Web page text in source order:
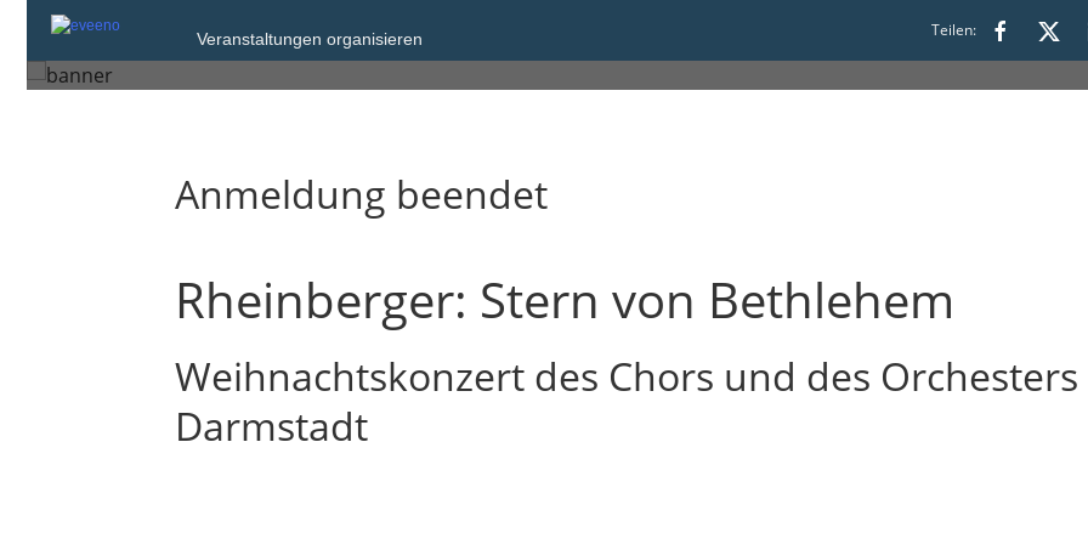
Veranstaltungen organisieren Teilen:
Darmstadt
Anmeldung beendet
Rheinberger: Stern von Bethlehem
Weihnachtskonzert des Chors und des Orchesters
Darmstadt